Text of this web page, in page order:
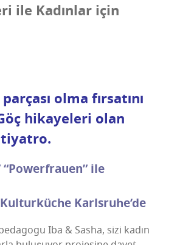
ile Kadın­lar için
olma fır­sa­tı­nı
hika­ye­le­ri olan
tiyatro.
ile
Karlsruhe’de
Iba & Sas­ha, sizi kadın